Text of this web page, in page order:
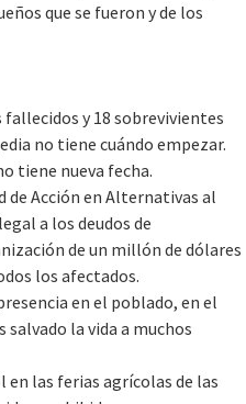
que se fueron y de los
fallecidos y 18 sobrevivientes
no tiene cuándo empezar.
tiene nueva fecha.
de Acción en Alternativas al
a los deudos de
de un millón de dólares
los afectados.
en el poblado, en el
salvado la vida a muchos
las ferias agrícolas de las